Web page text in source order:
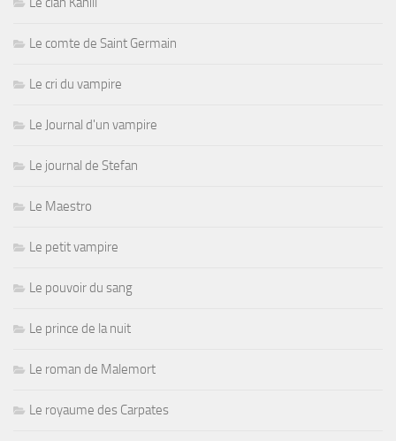
Le comte de Saint Germain
Le cri du vampire
Le Journal d'un vampire
Le journal de Stefan
Le Maestro
Le petit vampire
Le pouvoir du sang
Le prince de la nuit
Le roman de Malemort
Le royaume des Carpates